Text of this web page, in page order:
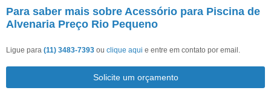
Para saber mais sobre Acessório para Piscina de
Alvenaria Preço Rio Pequeno
Ligue para (11) 3483-7393 ou clique aqui e entre em contato por email.
Solicite um orçamento